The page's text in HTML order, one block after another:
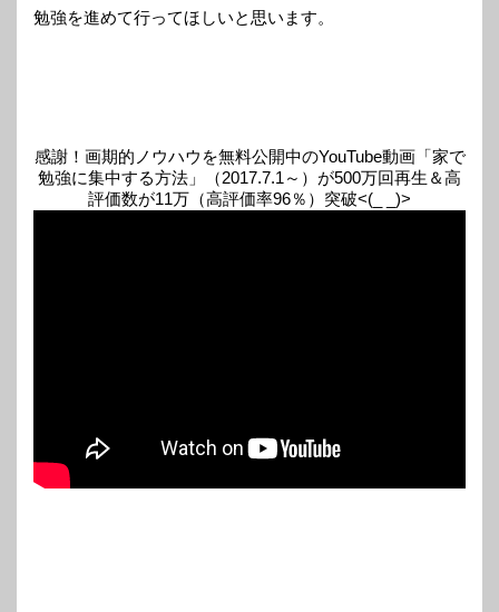
勉強を進めて行ってほしいと思います。
感謝！画期的ノウハウを無料公開中のYouTube動画「家で
勉強に集中する方法」（2017.7.1～）が500万回再生＆高
評価数が11万（高評価率96％）突破<(_ _)>